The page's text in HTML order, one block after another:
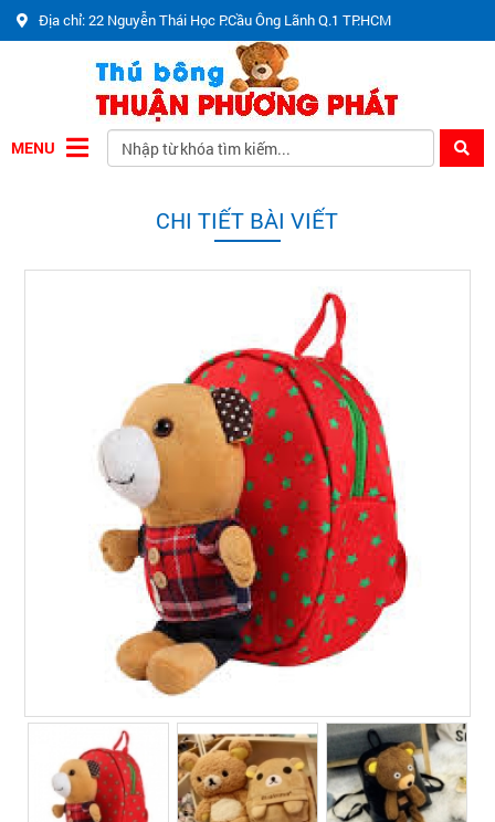
Địa chỉ: 22 Nguyễn Thái Học P.Cầu Ông Lãnh Q.1 TP.HCM
MENU
CHI TIẾT BÀI VIẾT